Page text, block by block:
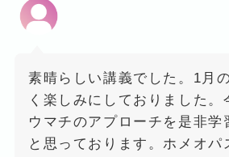
素晴らしい講義でした。1月
く楽しみにしておりました。
ウマチのアプローチを是非学
と思っております。ホメオパ